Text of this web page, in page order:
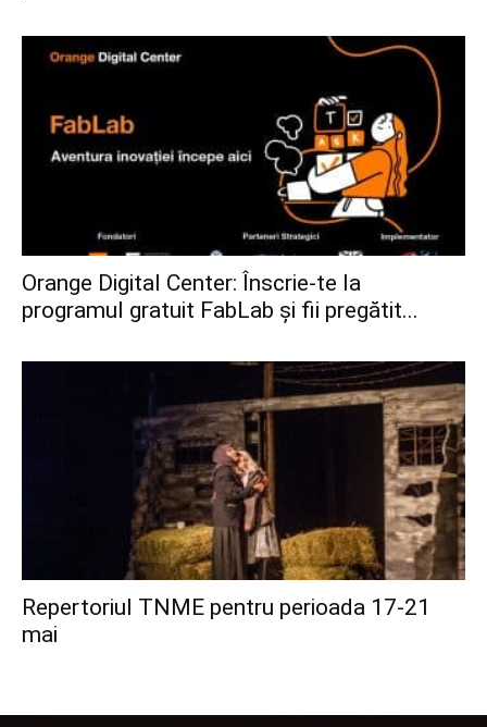
Orange Digital Center: Înscrie-te la
programul gratuit FabLab și fii pregătit...
Repertoriul TNME pentru perioada 17-21
mai